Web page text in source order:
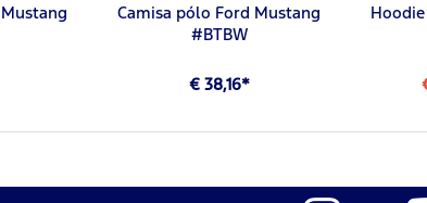
Camisa pólo Ford Mustang
#BTBW
€ 38,16*